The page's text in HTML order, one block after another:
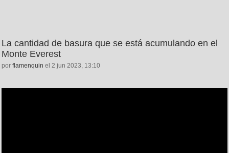
La cantidad de basura que se está acumulando en el
Monte Everest
por flamenquin el 2 jun 2023, 13:10